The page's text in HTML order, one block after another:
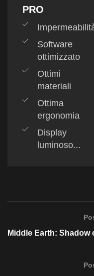
PRO
Software
ottimizzato
Ottimi
materiali
Ottima
ergonomia
Display
luminoso...
Middle Earth: